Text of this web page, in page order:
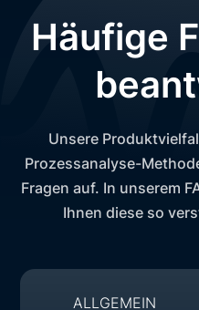
Häufige
Unsere
Prozessanalyse-
Fragen auf. In unserem
Ihnen diese so
ALLGEMEIN